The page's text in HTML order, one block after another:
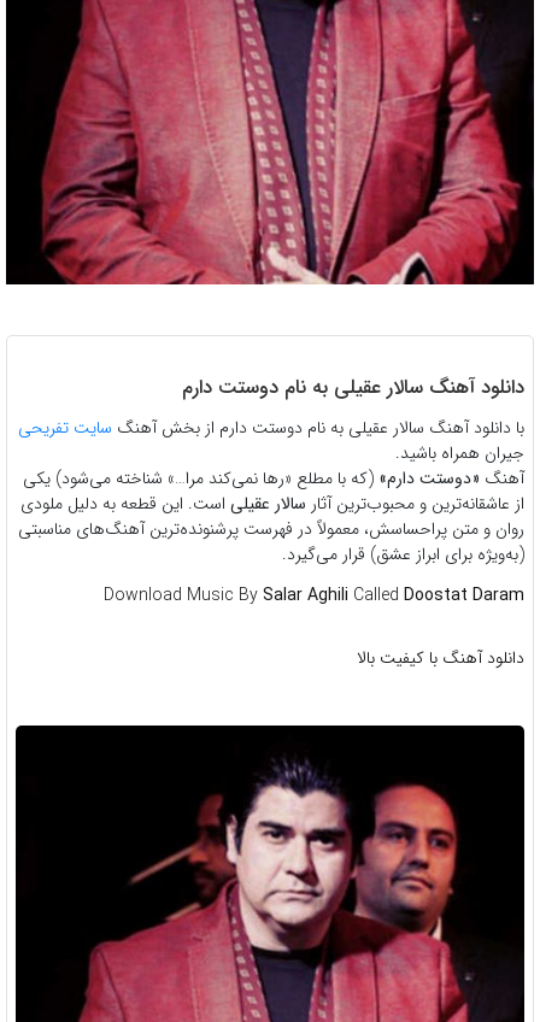
دانلود آهنگ سالار عقیلی به نام دوستت دارم
با دانلود آهنگ سالار عقیلی به نام دوستت دارم از بخش آهنگ سایت تفریحی
جیران همراه باشید.
آهنگ «دوستت دارم» (که با مطلع «رها نمی‌کند مرا…» شناخته می‌شود) یکی
از عاشقانه‌ترین و محبوب‌ترین آثار سالار عقیلی است. این قطعه به دلیل ملودی
روان و متن پراحساسش، معمولاً در فهرست پرشنونده‌ترین آهنگ‌های مناسبتی
(به‌ویژه برای ابراز عشق) قرار می‌گیرد.
Download Music BySalar Aghili Called Doostat Daram
دانلود آهنگ با کیفیت بالا